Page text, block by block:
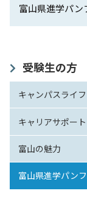
受験生の方
キャンパスライフ
キャリアサポート
富山の魅力
富山県進学パン
富山県進学パン